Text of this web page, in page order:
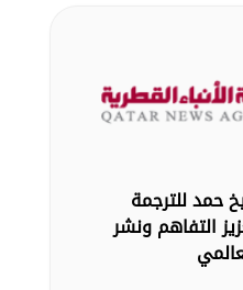
حمد للترجمة
التفاهم ونشر